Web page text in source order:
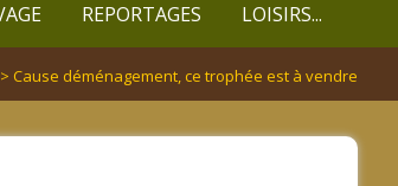
REPORTAGES LOISIRS...
> Cause déménagement, ce trophée est à vendre